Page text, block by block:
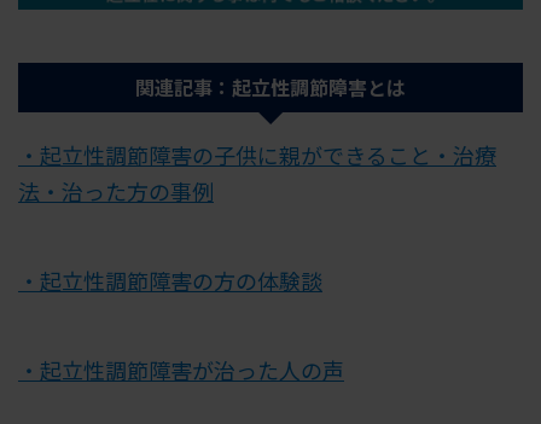
関連記事：起立性調節障害とは
・起立性調節障害の子供に親ができること・治療
法・治った方の事例
・起立性調節障害の方の体験談
・起立性調節障害が治った人の声